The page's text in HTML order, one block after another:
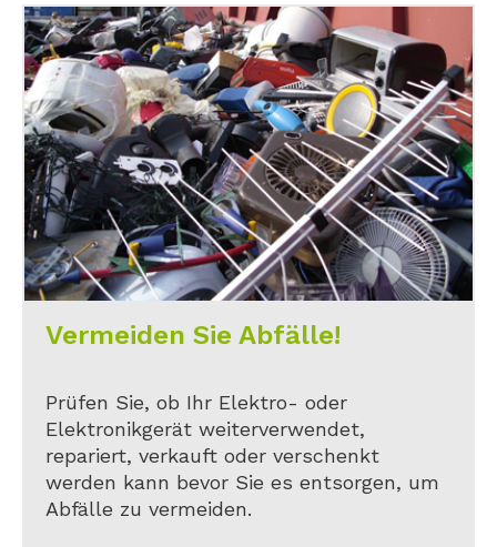
Vermeiden Sie Abfälle!
Prüfen Sie, ob Ihr Elektro- oder
Elektronikgerät weiterverwendet,
repariert, verkauft oder verschenkt
werden kann bevor Sie es entsorgen, um
Abfälle zu vermeiden.